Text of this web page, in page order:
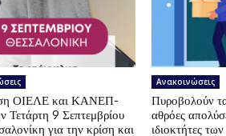
ΟΙΕΛΕ και ΚΑΝΕΠ-
Τετάρτη 9 Σεπτεμβρίου
για την κρίση και
Ανακοινώσεις
Πυροβολούν
αθρόες
ιδιοκτήτες